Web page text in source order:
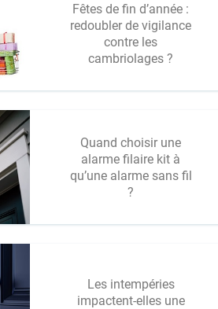
Fêtes de fin d’année :
redoubler de vigilance
contre les
cambriolages ?
Quand choisir une
alarme filaire kit à
qu’une alarme sans fil
?
Les intempéries
impactent-elles une